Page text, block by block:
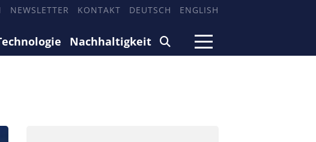
NEWSLETTER KONTAKT DEUTSCH ENGLISH
Nachhaltigkeit